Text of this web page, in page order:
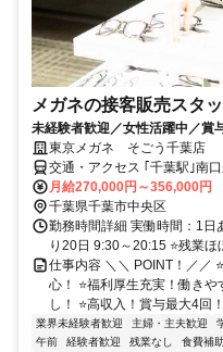
メガネの接客販売スタ
未経験者歓迎／女性活躍中／賞
東京メガネ そごう千葉店
交通・アクセス ｢千葉駅｣南
月給270,000円～356,000円
千葉県千葉市中央区
勤務時間詳細 実働時間：1日
り20日 9:30～20:15 ⭐残業ほ
仕事内容 ＼＼ POINT！／／
心！ ⭐福利厚生充実！働き
し！ ⭐高収入！賞与最大4
業界未経験者歓迎 主婦・主夫歓迎
午前
経験者歓迎 残業なし 食費補